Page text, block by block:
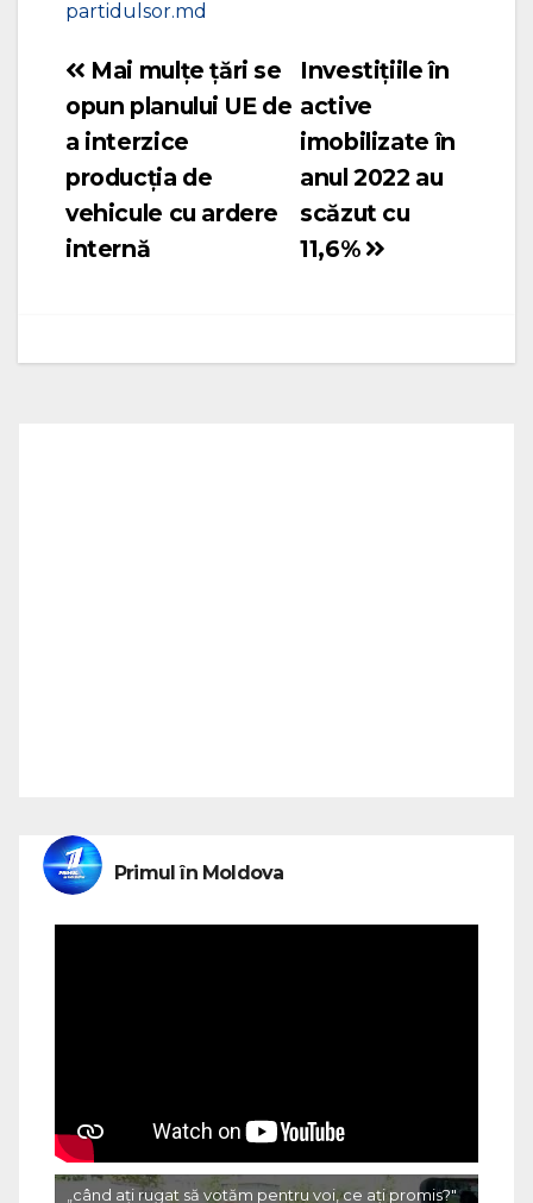
partidulsor.md
Navigare
în
articole
Investițiile în
active
imobilizate în
anul 2022 au
scăzut cu
11,6%
Mai mulțe țări se
opun planului UE de
a interzice
producţia de
vehicule cu ardere
internă
Primul în Moldova
„când ați rugat să votăm pentru voi, ce ați promis?"